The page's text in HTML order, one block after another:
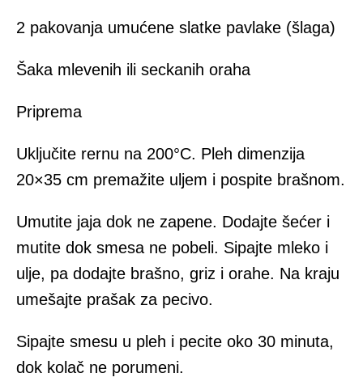
2 pakovanja umućene slatke pavlake (šlaga)
Šaka mlevenih ili seckanih oraha
Priprema
Uključite rernu na 200°C. Pleh dimenzija
20×35 cm premažite uljem i pospite brašnom.
Umutite jaja dok ne zapene. Dodajte šećer i
mutite dok smesa ne pobeli. Sipajte mleko i
ulje, pa dodajte brašno, griz i orahe. Na kraju
umešajte prašak za pecivo.
Sipajte smesu u pleh i pecite oko 30 minuta,
dok kolač ne porumeni.